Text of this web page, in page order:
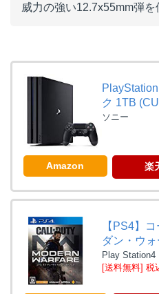
威力の強い12.7x55mm弾を
ク 1TB
ソニー
Amazon 楽
【PS4】
ダン・ウ
Play Station4
[送料無料] 税